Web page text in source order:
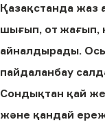
Қазақстанда жаз
шығып, от жағып,
айналдырады.
пайдаланбау
Сондықтан қай
және қандай